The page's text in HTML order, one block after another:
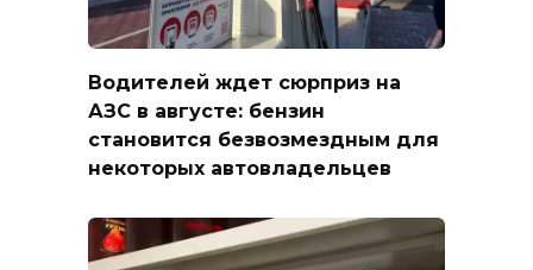
Водителей ждет сюрприз на
АЗС в августе: бензин
становится безвозмездным для
некоторых автовладельцев